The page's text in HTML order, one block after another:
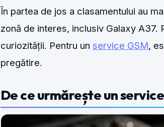
În partea de jos a clasamentului au
zonă de interes, inclusiv Galaxy A37.
curiozității. Pentru un service GSM,
pregătire.
De ce urmărește un